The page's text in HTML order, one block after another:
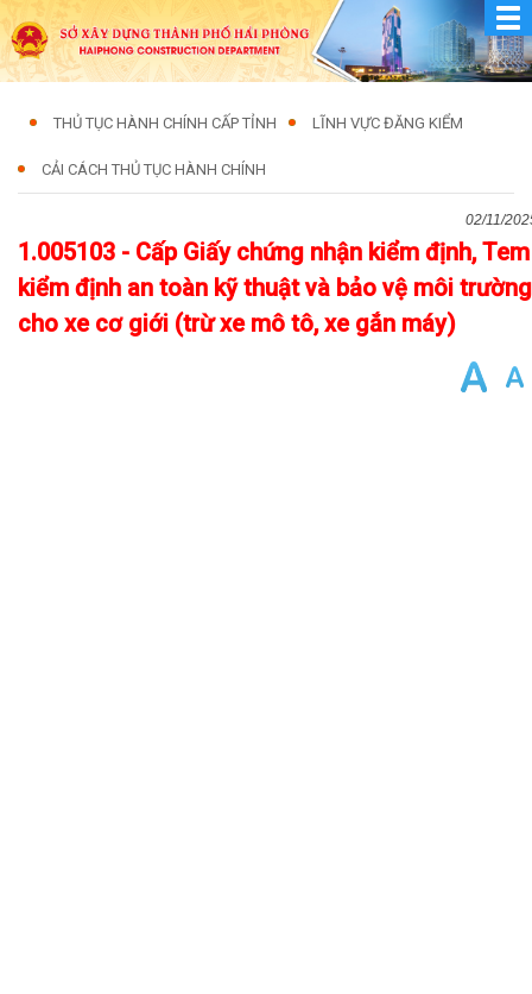
THỦ TỤC HÀNH CHÍNH CẤP TỈNH LĨNH VỰC ĐĂNG KIỂM
CẢI CÁCH THỦ TỤC HÀNH CHÍNH
02/11/
1.005103 - Cấp Giấy chứng nhận kiểm định, Tem
kiểm định an toàn kỹ thuật và bảo vệ môi trường
cho xe cơ giới (trừ xe mô tô, xe gắn máy)